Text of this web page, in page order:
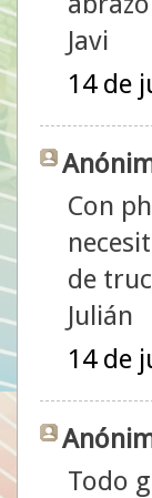
Javi
14 de
Con
de
Julián
14 de
Todo